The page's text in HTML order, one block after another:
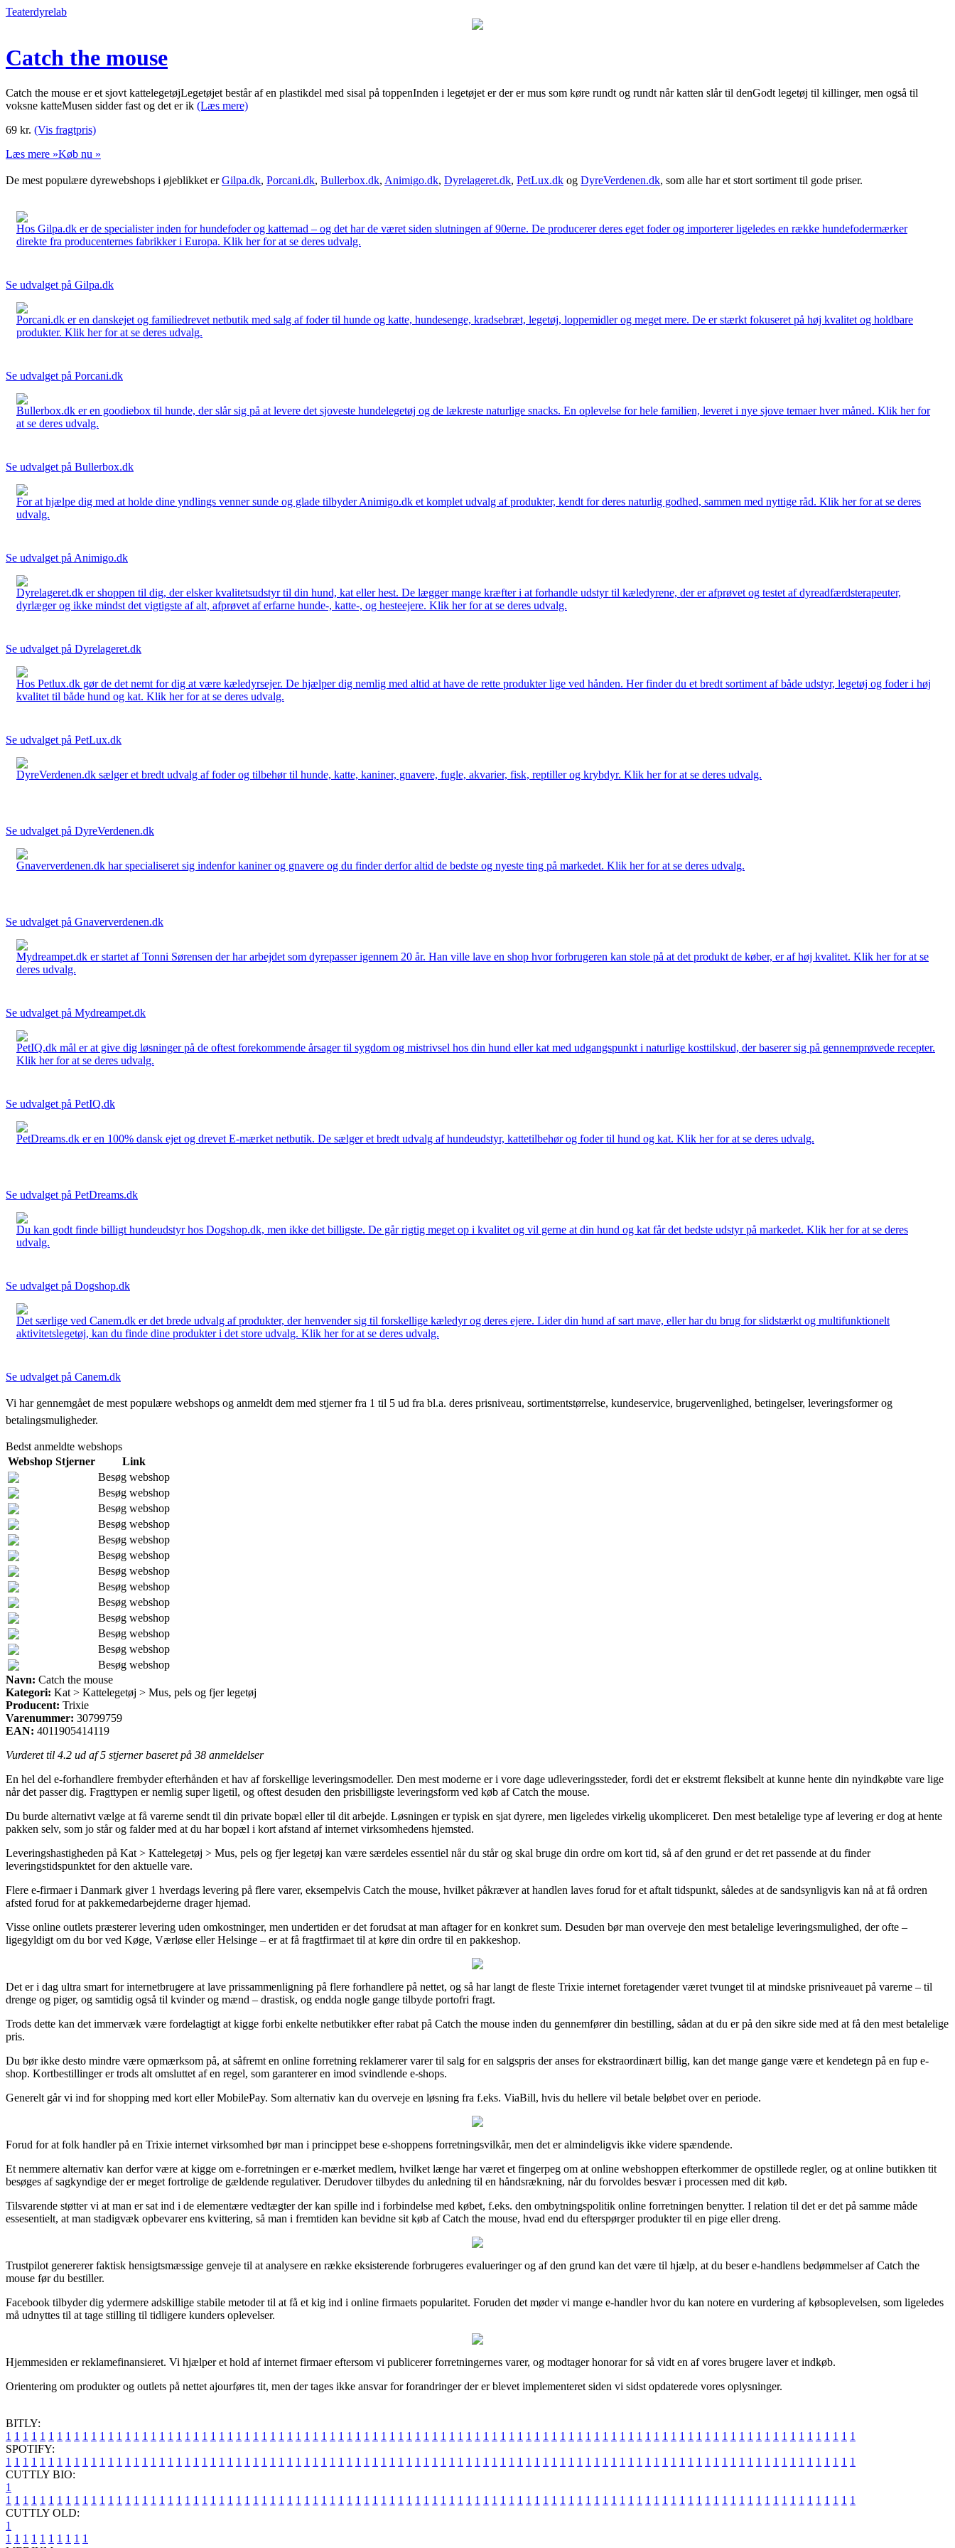
Teaterdyrelab
Catch the mouse
Catch the mouse er et sjovt kattelegetøjLegetøjet består af en plastikdel med sisal på toppenInden i legetøjet er der er mus som køre rundt og rundt når katten slår til denGodt legetøj til killinger, men også til
voksne katteMusen sidder fast og det er ik (Læs mere)
69 kr. (Vis fragtpris)
Læs mere »Køb nu »
De mest populære dyrewebshops i øjeblikket erGilpa.dk, Porcani.dk, Bullerbox.dk, Animigo.dk, Dyrelageret.dk, PetLux.dk og DyreVerdenen.dk, som alle har et stort sortiment til gode priser.
Hos Gilpa.dk er de specialister inden for hundefoder og kattemad – og det har de været siden slutningen af 90erne. De producerer deres eget foder og importerer ligeledes en række hundefodermærker
direkte fra producenternes fabrikker i Europa. Klik her for at se deres udvalg.
Se udvalget på Gilpa.dk
Porcani.dk er en danskejet og familiedrevet netbutik med salg af foder til hunde og katte, hundesenge, kradsebræt, legetøj, loppemidler og meget mere. De er stærkt fokuseret på høj kvalitet og holdbare
produkter. Klik her for at se deres udvalg.
Se udvalget på Porcani.dk
Bullerbox.dk er en goodiebox til hunde, der slår sig på at levere det sjoveste hundelegetøj og de lækreste naturlige snacks. En oplevelse for hele familien, leveret i nye sjove temaer hver måned. Klik her for
at se deres udvalg.
Se udvalget på Bullerbox.dk
For at hjælpe dig med at holde dine yndlings venner sunde og glade tilbyder Animigo.dk et komplet udvalg af produkter, kendt for deres naturlig godhed, sammen med nyttige råd. Klik her for at se deres
udvalg.
Se udvalget på Animigo.dk
Dyrelageret.dk er shoppen til dig, der elsker kvalitetsudstyr til din hund, kat eller hest. De lægger mange kræfter i at forhandle udstyr til kæledyrene, der er afprøvet og testet af dyreadfærdsterapeuter,
dyrlæger og ikke mindst det vigtigste af alt, afprøvet af erfarne hunde-, katte-, og hesteejere. Klik her for at se deres udvalg.
Se udvalget på Dyrelageret.dk
Hos Petlux.dk gør de det nemt for dig at være kæledyrsejer. De hjælper dig nemlig med altid at have de rette produkter lige ved hånden. Her finder du et bredt sortiment af både udstyr, legetøj og foder i høj
kvalitet til både hund og kat. Klik her for at se deres udvalg.
Se udvalget på PetLux.dk
DyreVerdenen.dk sælger et bredt udvalg af foder og tilbehør til hunde, katte, kaniner, gnavere, fugle, akvarier, fisk, reptiller og krybdyr. Klik her for at se deres udvalg.
Se udvalget på DyreVerdenen.dk
Gnaververdenen.dk har specialiseret sig indenfor kaniner og gnavere og du finder derfor altid de bedste og nyeste ting på markedet. Klik her for at se deres udvalg.
Se udvalget på Gnaververdenen.dk
Mydreampet.dk er startet af Tonni Sørensen der har arbejdet som dyrepasser igennem 20 år. Han ville lave en shop hvor forbrugeren kan stole på at det produkt de køber, er af høj kvalitet. Klik her for at se
deres udvalg.
Se udvalget på Mydreampet.dk
PetIQ.dk mål er at give dig løsninger på de oftest forekommende årsager til sygdom og mistrivsel hos din hund eller kat med udgangspunkt i naturlige kosttilskud, der baserer sig på gennemprøvede recepter.
Klik her for at se deres udvalg.
Se udvalget på PetIQ.dk
PetDreams.dk er en 100% dansk ejet og drevet E-mærket netbutik. De sælger et bredt udvalg af hundeudstyr, kattetilbehør og foder til hund og kat. Klik her for at se deres udvalg.
Se udvalget på PetDreams.dk
Du kan godt finde billigt hundeudstyr hos Dogshop.dk, men ikke det billigste. De går rigtig meget op i kvalitet og vil gerne at din hund og kat får det bedste udstyr på markedet. Klik her for at se deres
udvalg.
Se udvalget på Dogshop.dk
Det særlige ved Canem.dk er det brede udvalg af produkter, der henvender sig til forskellige kæledyr og deres ejere. Lider din hund af sart mave, eller har du brug for slidstærkt og multifunktionelt
aktivitetslegetøj, kan du finde dine produkter i det store udvalg. Klik her for at se deres udvalg.
Se udvalget på Canem.dk
Vi har gennemgået de mest populære webshops og anmeldt dem med stjerner fra 1 til 5 ud fra bl.a. deres prisniveau, sortimentstørrelse, kundeservice, brugervenlighed, betingelser, leveringsformer og
betalingsmuligheder.
Bedst anmeldte webshops
Webshop Stjerner
Link
Besøg webshop
Besøg webshop
Besøg webshop
Besøg webshop
Besøg webshop
Besøg webshop
Besøg webshop
Besøg webshop
Besøg webshop
Besøg webshop
Besøg webshop
Besøg webshop
Besøg webshop
Navn: Catch the mouse
Kategori: Kat > Kattelegetøj > Mus, pels og fjer legetøj
Producent: Trixie
Varenummer: 30799759
EAN: 4011905414119
Vurderet til 4.2 ud af 5 stjerner baseret på 38 anmeldelser
En hel del e-forhandlere frembyder efterhånden et hav af forskellige leveringsmodeller. Den mest moderne er i vore dage udleveringssteder, fordi det er ekstremt fleksibelt at kunne hente din nyindkøbte vare lige
når det passer dig. Fragttypen er nemlig super ligetil, og oftest desuden den prisbilligste leveringsform ved køb af Catch the mouse.
Du burde alternativt vælge at få varerne sendt til din private bopæl eller til dit arbejde. Løsningen er typisk en sjat dyrere, men ligeledes virkelig ukompliceret. Den mest betalelige type af levering er dog at hente
pakken selv, som jo står og falder med at du har bopæl i kort afstand af internet virksomhedens hjemsted.
Leveringshastigheden på Kat > Kattelegetøj > Mus, pels og fjer legetøj kan være særdeles essentiel når du står og skal bruge din ordre om kort tid, så af den grund er det ret passende at du finder
leveringstidspunktet for den aktuelle vare.
Flere e-firmaer i Danmark giver 1 hverdags levering på flere varer, eksempelvis Catch the mouse, hvilket påkræver at handlen laves forud for et aftalt tidspunkt, således at de sandsynligvis kan nå at få ordren
afsted forud for at pakkemedarbejderne drager hjemad.
Visse online outlets præsterer levering uden omkostninger, men undertiden er det forudsat at man aftager for en konkret sum. Desuden bør man overveje den mest betalelige leveringsmulighed, der ofte –
ligegyldigt om du bor ved Køge, Værløse eller Helsinge – er at få fragtfirmaet til at køre din ordre til en pakkeshop.
Det er i dag ultra smart for internetbrugere at lave prissammenligning på flere forhandlere på nettet, og så har langt de fleste Trixie internet foretagender været tvunget til at mindske prisniveauet på varerne – til
drenge og piger, og samtidig også til kvinder og mænd – drastisk, og endda nogle gange tilbyde portofri fragt.
Trods dette kan det immervæk være fordelagtigt at kigge forbi enkelte netbutikker efter rabat på Catch the mouse inden du gennemfører din bestilling, sådan at du er på den sikre side med at få den mest betalelige
pris.
Du bør ikke desto mindre være opmærksom på, at såfremt en online forretning reklamerer varer til salg for en salgspris der anses for ekstraordinært billig, kan det mange gange være et kendetegn på en fup e-
shop. Kortbestillinger er trods alt omsluttet af en regel, som garanterer en imod svindlende e-shops.
Generelt går vi ind for shopping med kort eller MobilePay. Som alternativ kan du overveje en løsning fra f.eks. ViaBill, hvis du hellere vil betale beløbet over en periode.
Forud for at folk handler på en Trixie internet virksomhed bør man i princippet bese e-shoppens forretningsvilkår, men det er almindeligvis ikke videre spændende.
Et nemmere alternativ kan derfor være at kigge om e-forretningen er e-mærket medlem, hvilket længe har været et fingerpeg om at online webshoppen efterkommer de opstillede regler, og at online butikken tit
besøges af sagkyndige der er meget fortrolige de gældende regulativer. Derudover tilbydes du anledning til en håndsrækning, når du forvoldes besvær i processen med dit køb.
Tilsvarende støtter vi at man er sat ind i de elementære vedtægter der kan spille ind i forbindelse med købet, f.eks. den ombytningspolitik online forretningen benytter. I relation til det er det på samme måde
essesentielt, at man stadigvæk opbevarer ens kvittering, så man i fremtiden kan bevidne sit køb af Catch the mouse, hvad end du efterspørger produkter til en pige eller dreng.
Trustpilot genererer faktisk hensigtsmæssige genveje til at analysere en række eksisterende forbrugeres evalueringer og af den grund kan det være til hjælp, at du beser e-handlens bedømmelser af Catch the
mouse før du bestiller.
Facebook tilbyder dig ydermere adskillige stabile metoder til at få et kig ind i online firmaets popularitet. Foruden det møder vi mange e-handler hvor du kan notere en vurdering af købsoplevelsen, som ligeledes
må udnyttes til at tage stilling til tidligere kunders oplevelser.
Hjemmesiden er reklamefinansieret. Vi hjælper et hold af internet firmaer eftersom vi publicerer forretningernes varer, og modtager honorar for så vidt en af vores brugere laver et indkøb.
Orientering om produkter og outlets på nettet ajourføres tit, men der tages ikke ansvar for forandringer der er blevet implementeret siden vi sidst opdaterede vores oplysninger.
BITLY:
1 1 1 1 1 1 1 1 1 1 1 1 1 1 1 1 1 1 1 1 1 1 1 1 1 1 1 1 1 1 1 1 1 1 1 1 1 1 1 1 1 1 1 1 1 1 1 1 1 1 1 1 1 1 1 1 1 1 1 1 1 1 1 1 1 1 1 1 1 1 1 1 1 1 1 1 1 1 1 1 1 1 1 1 1 1 1 1 1 1 1 1 1 1 1 1 1 1 1 1
SPOTIFY:
1 1 1 1 1 1 1 1 1 1 1 1 1 1 1 1 1 1 1 1 1 1 1 1 1 1 1 1 1 1 1 1 1 1 1 1 1 1 1 1 1 1 1 1 1 1 1 1 1 1 1 1 1 1 1 1 1 1 1 1 1 1 1 1 1 1 1 1 1 1 1 1 1 1 1 1 1 1 1 1 1 1 1 1 1 1 1 1 1 1 1 1 1 1 1 1 1 1 1 1
CUTTLY BIO:
1
1 1 1 1 1 1 1 1 1 1 1 1 1 1 1 1 1 1 1 1 1 1 1 1 1 1 1 1 1 1 1 1 1 1 1 1 1 1 1 1 1 1 1 1 1 1 1 1 1 1 1 1 1 1 1 1 1 1 1 1 1 1 1 1 1 1 1 1 1 1 1 1 1 1 1 1 1 1 1 1 1 1 1 1 1 1 1 1 1 1 1 1 1 1 1 1 1 1 1 1
CUTTLY OLD:
1
1 1 1 1 1 1 1 1 1 1